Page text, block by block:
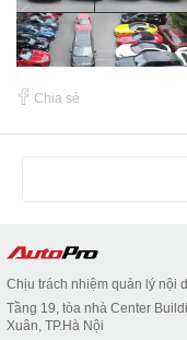
Chia sẻ
Chịu trách nhiệm quản lý nội
Tầng 19, tòa nhà Center
Xuân, TP.Hà Nội